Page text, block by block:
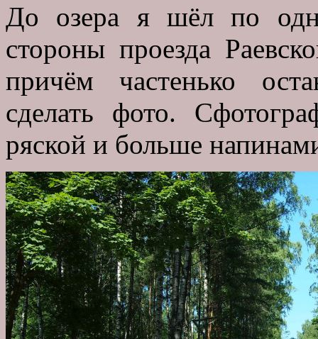
До озера я шёл по
стороны проезда
причём частенько
сделать фото.
ряской и больше